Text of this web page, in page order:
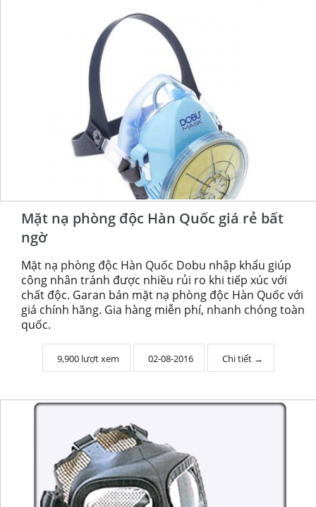
Mặt nạ phòng độc Hàn Quốc giá rẻ bất
ngờ
Mặt nạ phòng độc Hàn Quốc Dobu nhập khẩu giúp
công nhân tránh được nhiều rủi ro khi tiếp xúc với
chất độc. Garan bán mặt nạ phòng độc Hàn Quốc với
giá chính hãng. Gia hàng miễn phí, nhanh chóng toàn
quốc.
9,900 lượt xem 02-08-2016 Chi tiết →